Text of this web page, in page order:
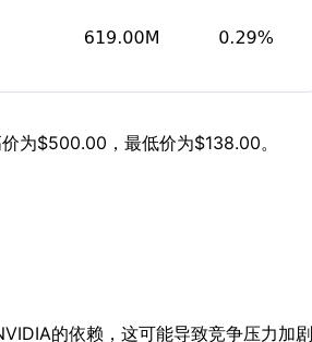
为$500.00，最低价为$138.00。
的依赖，这可能导致竞争压力加